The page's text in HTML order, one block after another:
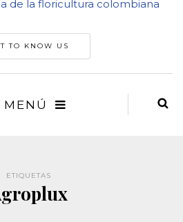
de la floricultura colombiana
TO KNOW US
MENÚ
ETIQUETAS